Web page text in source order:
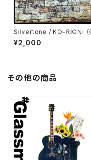
Silvertone / KO-RIONI （
D）
¥2,000
その他の商品